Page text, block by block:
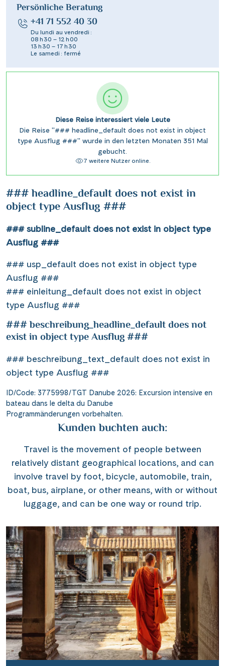
### headline_default does not exist in
object type Ausflug ###
### subline_default does not exist in object type
Ausflug ###
### usp_default does not exist in object type
Ausflug ###
### einleitung_default does not exist in object
type Ausflug ###
### beschreibung_headline_default does not
exist in object type Ausflug ###
### beschreibung_text_default does not exist in
object type Ausflug ###
ID/Code: 3775998/TGT Danube 2026: Excursion intensive en
bateau dans le delta du Danube
Programmänderungen vorbehalten.
Persönliche Beratung
+41 71 552 40 30
Du lundi au vendredi :
08 h 30 – 12 h 00
13 h 30 – 17 h 30
Le samedi : fermé
Diese Reise interessiert viele Leute
Die Reise "### headline_default does not exist in object
type Ausflug ###" wurde in den letzten Monaten 351 Mal
gebucht.
7 weitere Nutzer online.
Kunden buchten auch:
Travel is the movement of people between
relatively distant geographical locations, and can
involve travel by foot, bicycle, automobile, train,
boat, bus, airplane, or other means, with or without
luggage, and can be one way or round trip.